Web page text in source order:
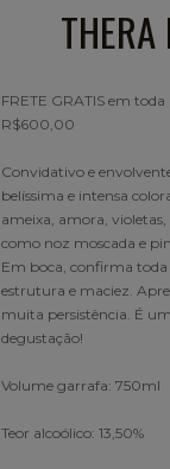
FRETE GRATIS em
R$600,00
Convidativo e
belíssima e intensa
ameixa, amora, violetas,
como noz moscada e
Em boca, confirma
estrutura e maciez.
muita persistência. É
degustação!
Volume garrafa: 750ml
Teor alcoólico: 13,50%